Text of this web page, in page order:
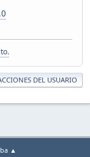
DEL USUARIO
▲